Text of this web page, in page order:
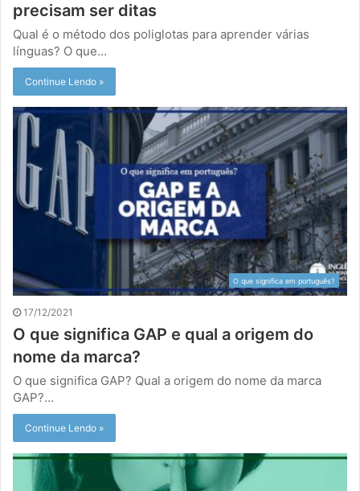
precisam ser ditas
Qual é o método dos poliglotas para aprender várias
línguas? O que…
Continue Lendo »
O que significa em português?
17/12/2021
O que significa GAP e qual a origem do
nome da marca?
O que significa GAP? Qual a origem do nome da marca
GAP?…
Continue Lendo »